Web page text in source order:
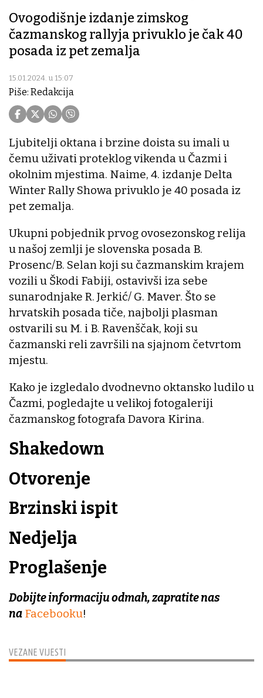
Ovogodišnje izdanje zimskog
čazmanskog rallyja privuklo je čak 40
posada iz pet zemalja
15.01.2024. u 15:07
Piše: Redakcija
VEZANE VIJESTI
Ljubitelji oktana i brzine doista su imali u
čemu uživati proteklog vikenda u Čazmi i
okolnim mjestima. Naime, 4. izdanje Delta
Winter Rally Showa privuklo je 40 posada iz
pet zemalja.
Ukupni pobjednik prvog ovosezonskog relija
u našoj zemlji je slovenska posada B.
Prosenc/B. Selan koji su čazmanskim krajem
vozili u Škodi Fabiji, ostavivši iza sebe
sunarodnjake R. Jerkić/ G. Maver. Što se
hrvatskih posada tiče, najbolji plasman
ostvarili su M. i B. Ravenščak, koji su
čazmanski reli završili na sjajnom četvrtom
mjestu.
Kako je izgledalo dvodnevno oktansko ludilo u
Čazmi, pogledajte u velikoj fotogaleriji
čazmanskog fotografa Davora Kirina.
Shakedown
Otvorenje
Brzinski ispit
Nedjelja
Proglašenje
Dobijte informaciju odmah, zapratite nas
na Facebooku!